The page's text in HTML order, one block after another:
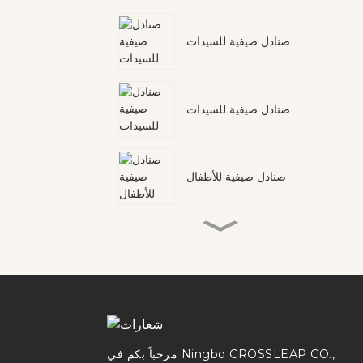
صنادل صيفية للسيدات
صنادل صيفية للسيدات
صنادل صيفية للأطفال
مرحباً بكم في Ningbo CROSSLEAP CO.,